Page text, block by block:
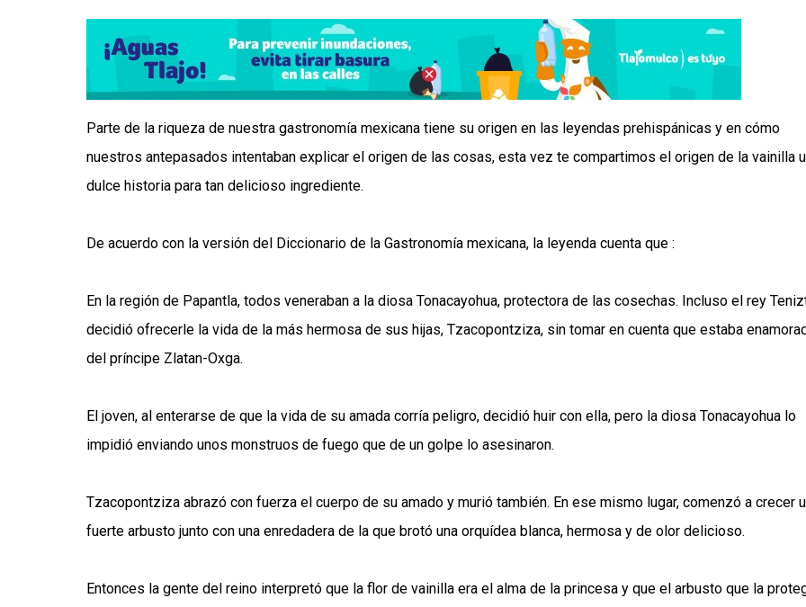
Parte de la riqueza de nuestra gastronomía mexicana tiene su origen en las leyendas prehispánicas y en cómo
nuestros antepasados intentaban explicar el origen de las cosas, esta vez te compartimos el origen de la vainilla
dulce historia para tan delicioso ingrediente.
De acuerdo con la versión del Diccionario de la Gastronomía mexicana, la leyenda cuenta que :
En la región de Papantla, todos veneraban a la diosa Tonacayohua, protectora de las cosechas. Incluso el rey
decidió ofrecerle la vida de la más hermosa de sus hijas, Tzacopontziza, sin tomar en cuenta que estaba
del príncipe Zlatan-Oxga.
El joven, al enterarse de que la vida de su amada corría peligro, decidió huir con ella, pero la diosa Tonacayohua lo
impidió enviando unos monstruos de fuego que de un golpe lo asesinaron.
Tzacopontziza abrazó con fuerza el cuerpo de su amado y murió también. En ese mismo lugar, comenzó a crecer
fuerte arbusto junto con una enredadera de la que brotó una orquídea blanca, hermosa y de olor delicioso.
Entonces la gente del reino interpretó que la flor de vainilla era el alma de la princesa y que el arbusto que la